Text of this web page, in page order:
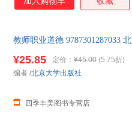
教师职业道德 9787301287033
¥25.85 定价： ¥45.00 (5.75折)
四季丰美图书专营店
编者 /北京大学出版社